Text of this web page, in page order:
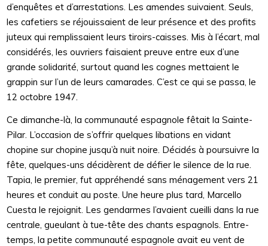
d’enquêtes et d’arrestations. Les amendes suivaient. Seuls,
les cafetiers se réjouissaient de leur présence et des profits
juteux qui remplissaient leurs tiroirs-caisses. Mis à l’écart, mal
considérés, les ouvriers faisaient preuve entre eux d’une
grande solidarité, surtout quand les cognes mettaient le
grappin sur l’un de leurs camarades. C’est ce qui se passa, le
12 octobre 1947.
Ce dimanche-là, la communauté espagnole fêtait la Sainte-
Pilar. L’occasion de s’offrir quelques libations en vidant
chopine sur chopine jusqu’à nuit noire. Décidés à poursuivre la
fête, quelques-uns décidèrent de défier le silence de la rue.
Tapia, le premier, fut appréhendé sans ménagement vers 21
heures et conduit au poste. Une heure plus tard, Marcello
Cuesta le rejoignit. Les gendarmes l’avaient cueilli dans la rue
centrale, gueulant à tue-tête des chants espagnols. Entre-
temps, la petite communauté espagnole avait eu vent de